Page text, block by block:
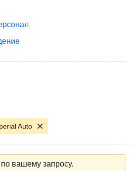
Auto
вашему запросу.